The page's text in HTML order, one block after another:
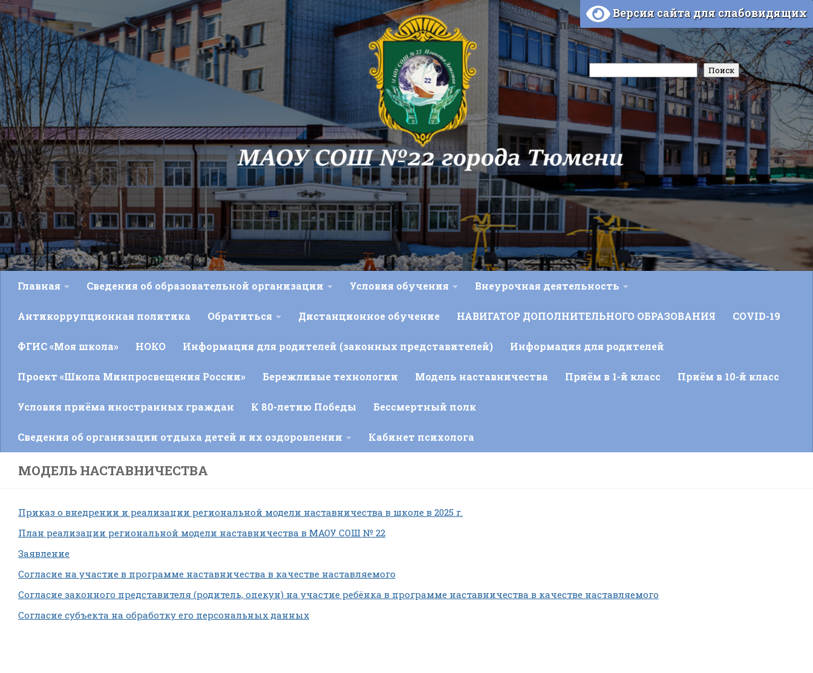
Skip to content Версия сайта для слабовидящих
Поиск
Поиск
Главная Сведения об образовательной организации Условия обучения Внеурочная деятельность
Антикоррупционная политика Обратиться Дистанционное обучение НАВИГАТОР ДОПОЛНИТЕЛЬНОГО ОБРАЗОВАНИЯ COVID-19
ФГИС «Моя школа» НОКО Информация для родителей (законных представителей) Информация для родителей
Проект «Школа Минпросвещения России» Бережливые технологии Модель наставничества Приём в 1-й класс Приём в 10-й класс
Условия приёма иностранных граждан К 80-летию Победы Бессмертный полк
Сведения об организации отдыха детей и их оздоровлении Кабинет психолога
МОДЕЛЬ НАСТАВНИЧЕСТВА
Приказ о внедрении и реализации региональной модели наставничества в школе в 2025 г.
План реализации региональной модели наставничества в МАОУ СОШ № 22
Заявление
Согласие на участие в программе наставничества в качестве наставляемого
Согласие законного представителя (родитель, опекун) на участие ребёнка в программе наставничества в качестве наставляемого
Согласие субъекта на обработку его персональных данных